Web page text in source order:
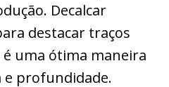
Decalcar
destacar traços
uma ótima maneira
e profundidade.